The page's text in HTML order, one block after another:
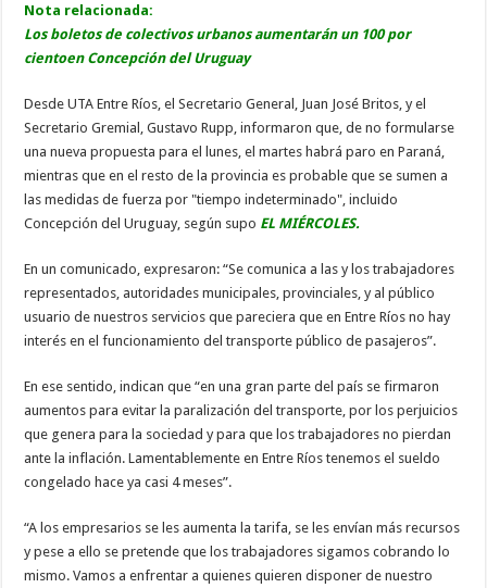
Nota relacionada:
Los boletos de colectivos urbanos aumentarán un 100 por
cientoen Concepción del Uruguay
Desde UTA Entre Ríos, el Secretario General, Juan José Britos, y el
Secretario Gremial, Gustavo Rupp, informaron que, de no formularse
una nueva propuesta para el lunes, el martes habrá paro en Paraná,
mientras que en el resto de la provincia es probable que se sumen a
las medidas de fuerza por "tiempo indeterminado", incluido
Concepción del Uruguay, según supo EL MIÉRCOLES.
En un comunicado, expresaron: “Se comunica a las y los trabajadores
representados, autoridades municipales, provinciales, y al público
usuario de nuestros servicios que pareciera que en Entre Ríos no hay
interés en el funcionamiento del transporte público de pasajeros”.
En ese sentido, indican que “en una gran parte del país se firmaron
aumentos para evitar la paralización del transporte, por los perjuicios
que genera para la sociedad y para que los trabajadores no pierdan
ante la inflación. Lamentablemente en Entre Ríos tenemos el sueldo
congelado hace ya casi 4 meses”.
“A los empresarios se les aumenta la tarifa, se les envían más recursos
y pese a ello se pretende que los trabajadores sigamos cobrando lo
mismo. Vamos a enfrentar a quienes quieren disponer de nuestro